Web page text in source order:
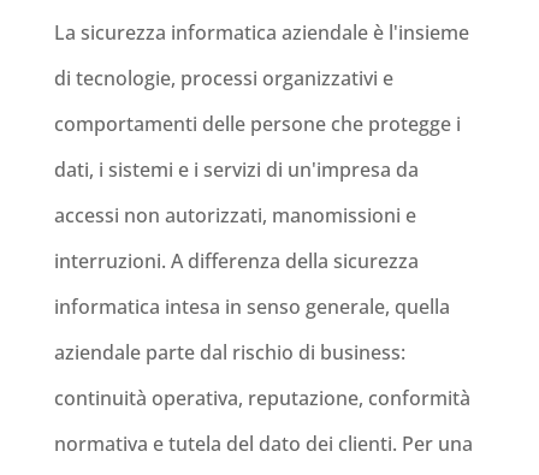
La sicurezza informatica aziendale è l'insieme
di tecnologie, processi organizzativi e
comportamenti delle persone che protegge i
dati, i sistemi e i servizi di un'impresa da
accessi non autorizzati, manomissioni e
interruzioni. A differenza della sicurezza
informatica intesa in senso generale, quella
aziendale parte dal rischio di business:
continuità operativa, reputazione, conformità
normativa e tutela del dato dei clienti. Per una